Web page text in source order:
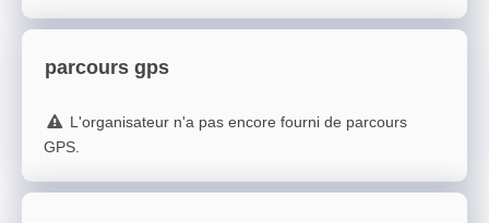
parcours gps
L'organisateur n'a pas encore fourni de parcours
GPS.